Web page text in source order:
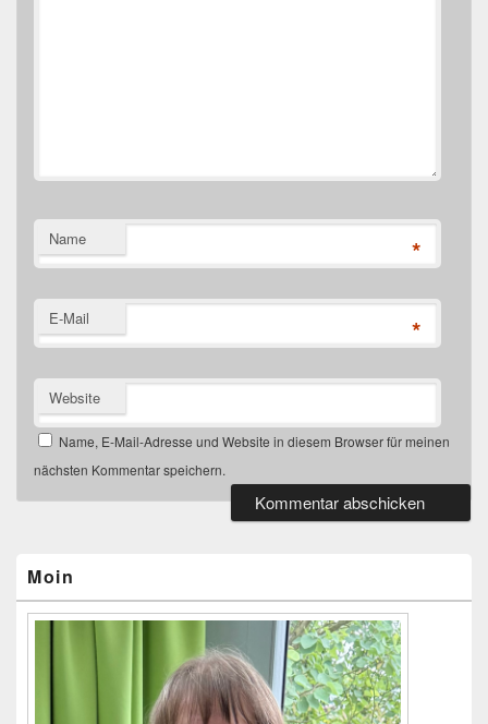
Name *
E-Mail *
Website
Name, E-Mail-Adresse und Website in diesem Browser für meinen
nächsten Kommentar speichern.
Widgetbereich
Moin